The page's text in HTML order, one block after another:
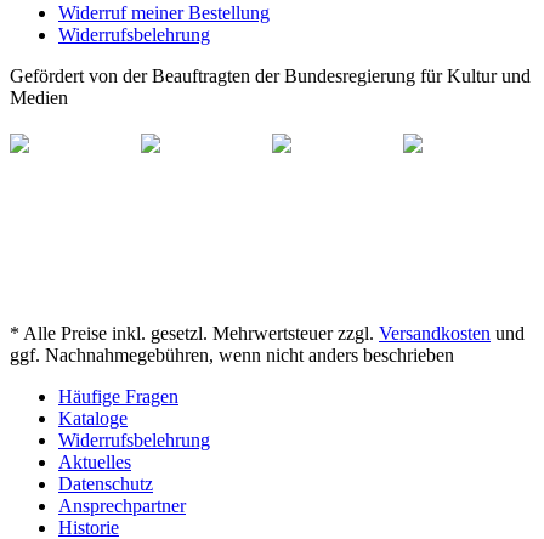
Widerruf meiner Bestellung
Widerrufsbelehrung
Gefördert von der Beauftragten der Bundesregierung für Kultur und
Medien
* Alle Preise inkl. gesetzl. Mehrwertsteuer zzgl. Versandkosten und
ggf. Nachnahmegebühren, wenn nicht anders beschrieben
Häufige Fragen
Kataloge
Widerrufsbelehrung
Aktuelles
Datenschutz
Ansprechpartner
Historie